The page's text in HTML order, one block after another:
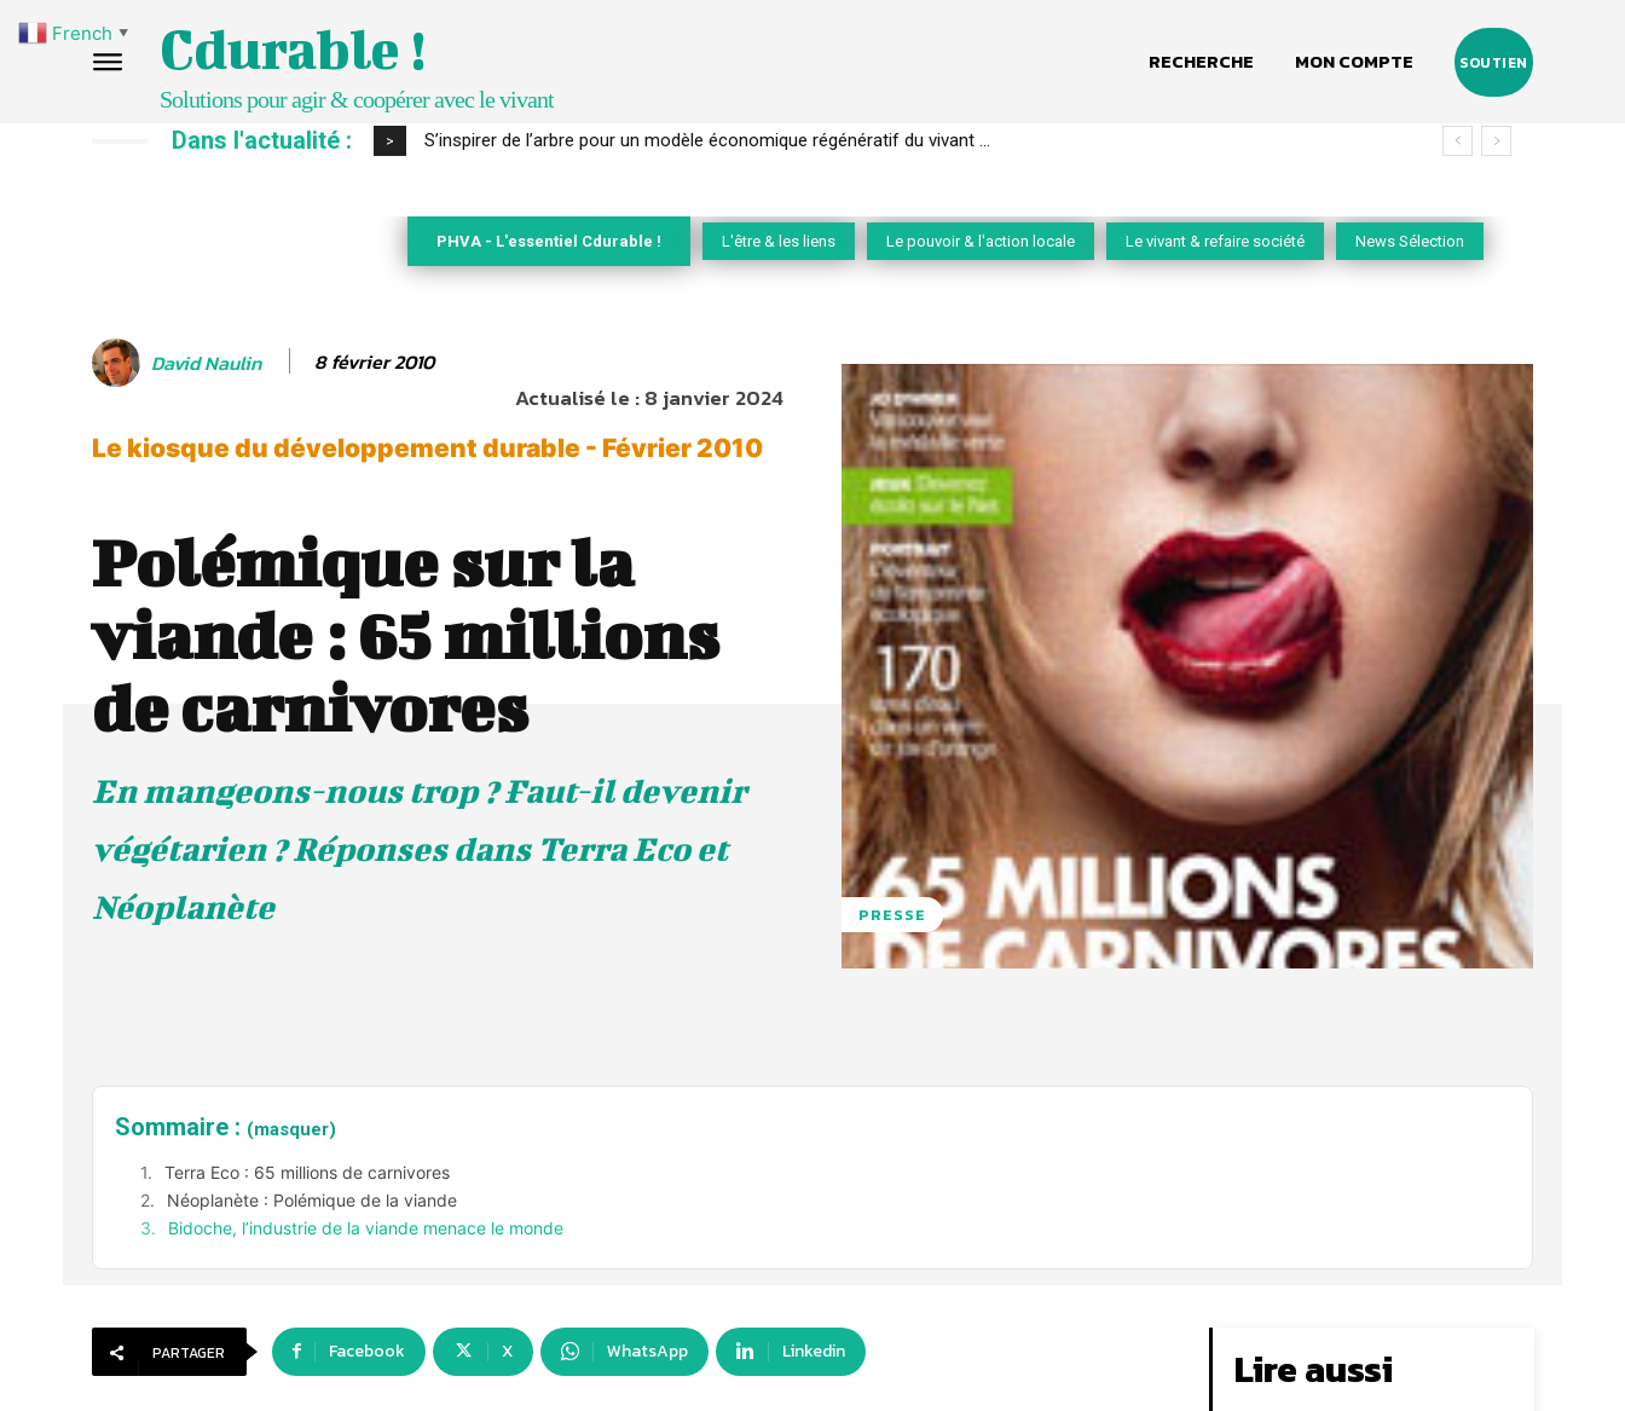
Cdurable !
Solutions pour agir & coopérer avec le vivant
RECHERCHE MON COMPTE SOUTIEN
Dans l'actualité : > IPBES : le « GIEC de la biodiversité » appelle les entreprises à devenir des alliées du vivant
PHVA - L'essentiel Cdurable ! L'être & les liens Le pouvoir & l'action locale Le vivant & refaire société News Sélection
David Naulin 8 février 2010
Actualisé le :8 janvier 2024
Le kiosque du développement durable - Février 2010
Polémique sur la
viande : 65 millions
de carnivores
En mangeons-nous trop ? Faut-il devenir
végétarien ? Réponses dans Terra Eco et
Néoplanète
PRESSE
Sommaire : (masquer)
Terra Eco : 65 millions de carnivores
Néoplanète : Polémique de la viande
Bidoche, l’industrie de la viande menace le monde
PARTAGER Facebook X WhatsApp Linkedin Lire aussi
French ▼